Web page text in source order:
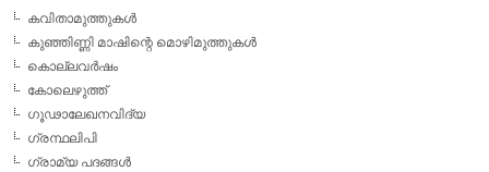
കവിതാമുത്തുകള്‍
കുഞ്ഞിണ്ണി മാഷിന്റെ മൊഴിമുത്തുകള്‍
കൊല്ലവര്‍ഷം
കോലെഴുത്ത്
ഗൂഢാലേഖനവിദ്യ
ഗ്രന്ഥലിപി
ഗ്രാമ്യ പദങ്ങള്‍